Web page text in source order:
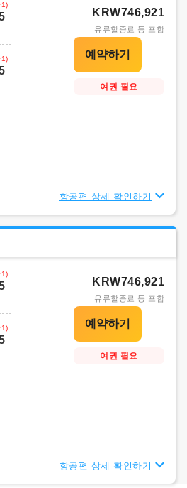
KRW746,921
유류할증료 등 포함
여권 필요
항공편 상세 확인하기
KRW746,921
유류할증료 등 포함
여권 필요
항공편 상세 확인하기